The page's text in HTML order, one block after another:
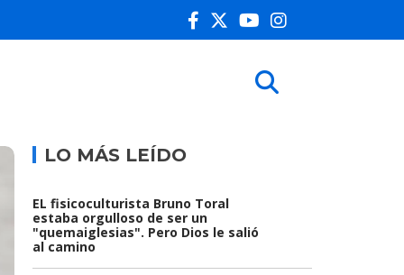
LO MÁS LEÍDO
EL fisicoculturista Bruno Toral
estaba orgulloso de ser un
"quemaiglesias". Pero Dios le salió
al camino